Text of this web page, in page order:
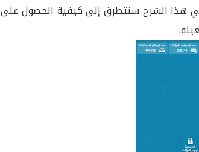
هذا الشرح سنتطرق إلى كيفية الحصول على